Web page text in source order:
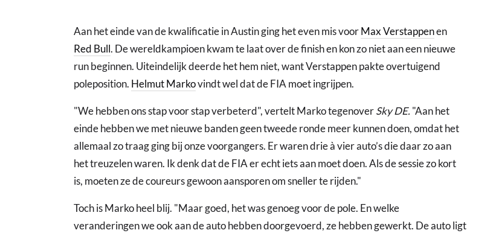
Aan het einde van de kwalificatie in Austin ging het even mis voorMax Verstappenen
Red Bull. De wereldkampioen kwam te laat over de finish en kon zo niet aan een nieuwe
run beginnen. Uiteindelijk deerde het hem niet, want Verstappen pakte overtuigend
poleposition. Helmut Markovindt wel dat de FIA moet ingrijpen.
"We hebben ons stap voor stap verbeterd", vertelt Marko tegenoverSky DE. "Aan het
einde hebben we met nieuwe banden geen tweede ronde meer kunnen doen, omdat het
allemaal zo traag ging bij onze voorgangers. Er waren drie à vier auto’s die daar zo aan
het treuzelen waren. Ik denk dat de FIA er echt iets aan moet doen. Als de sessie zo kort
is, moeten ze de coureurs gewoon aansporen om sneller te rijden."
Toch is Marko heel blij. "Maar goed, het was genoeg voor de pole. En welke
veranderingen we ook aan de auto hebben doorgevoerd, ze hebben gewerkt. De auto ligt